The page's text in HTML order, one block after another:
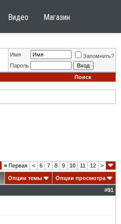
Видео Магазин
Имя
Запомнить?
Пароль
Поиск
« Первая < 6 7 8 9 10 11 12 >
Опции темы
Опции просмотра
#91